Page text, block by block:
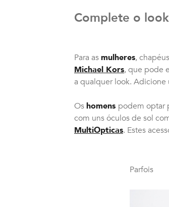
Complete o
Para asmulheres,
Michael Kors, que pode
a qualquer look. Adicione
Oshomens podem optar
com uns óculos de sol
MultiOpticas. Estes
Parfois